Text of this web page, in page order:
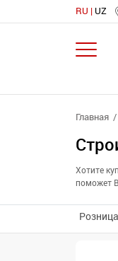
RU UZ
Главная
Хотите
поможет
Розница